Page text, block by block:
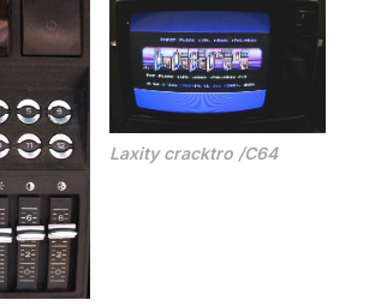
Laxity cracktro /C64